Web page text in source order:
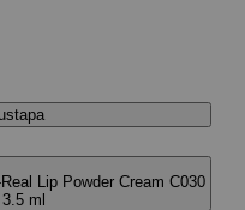
Lip Powder Cream C030
ml